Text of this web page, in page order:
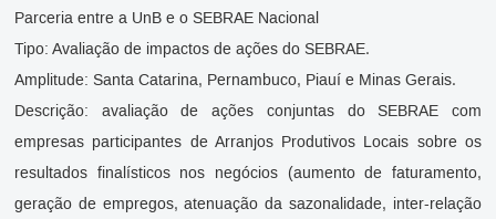
Parceria entre a UnB e o SEBRAE Nacional
Tipo: Avaliação de impactos de ações do SEBRAE.
Amplitude: Santa Catarina, Pernambuco, Piauí e Minas Gerais.
Descrição: avaliação de ações conjuntas do SEBRAE com
empresas participantes de Arranjos Produtivos Locais sobre os
resultados finalísticos nos negócios (aumento de faturamento,
geração de empregos, atenuação da sazonalidade, inter-relação